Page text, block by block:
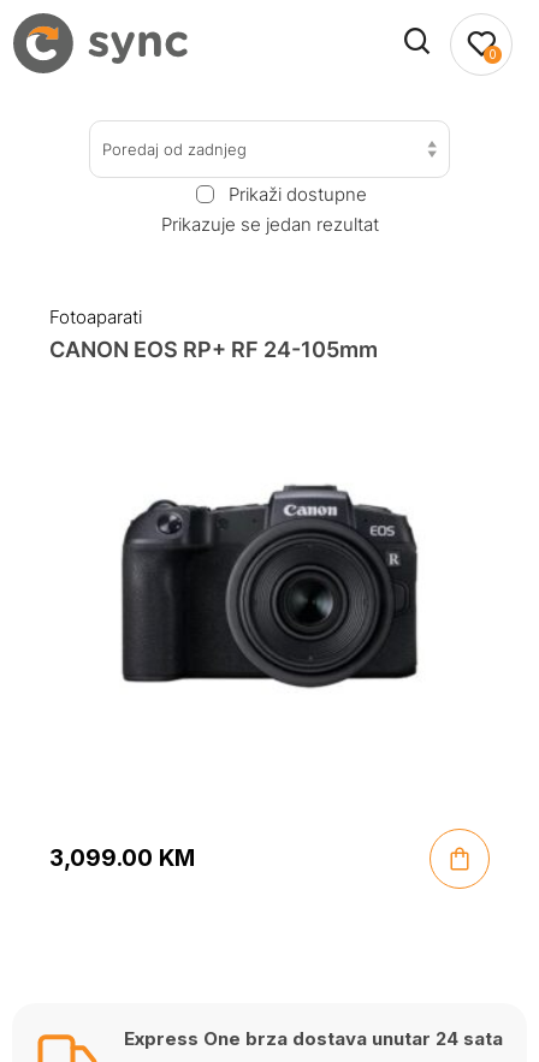
0
Poredaj od zadnjeg
Prikaži dostupne
Prikazuje se jedan rezultat
Fotoaparati
CANON EOS RP+ RF 24-105mm
3,099.00 KM
Express One brza dostava unutar 24 sata